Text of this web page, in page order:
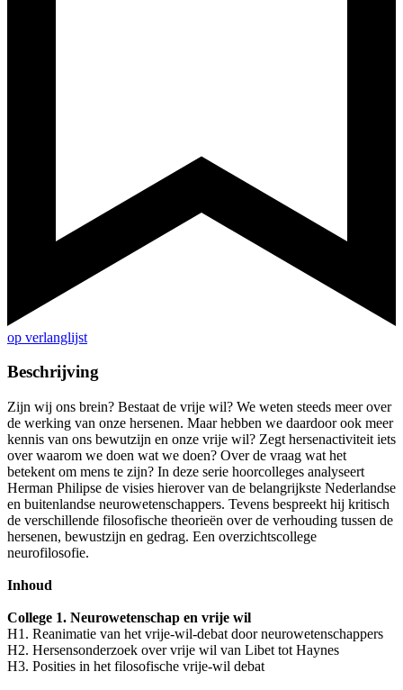
op verlanglijst
Beschrijving
Zijn wij ons brein? Bestaat de vrije wil? We weten steeds meer over
de werking van onze hersenen. Maar hebben we daardoor ook meer
kennis van ons bewutzijn en onze vrije wil? Zegt hersenactiviteit iets
over waarom we doen wat we doen? Over de vraag wat het
betekent om mens te zijn? In deze serie hoorcolleges analyseert
Herman Philipse de visies hierover van de belangrijkste Nederlandse
en buitenlandse neurowetenschappers. Tevens bespreekt hij kritisch
de verschillende filosofische theorieën over de verhouding tussen de
hersenen, bewustzijn en gedrag. Een overzichtscollege
neurofilosofie.
Inhoud
College 1. Neurowetenschap en vrije wil
H1. Reanimatie van het vrije-wil-debat door neurowetenschappers
H2. Hersensonderzoek over vrije wil van Libet tot Haynes
H3. Posities in het filosofische vrije-wil debat